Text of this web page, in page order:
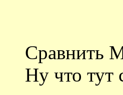
Сравнить
Ну что тут